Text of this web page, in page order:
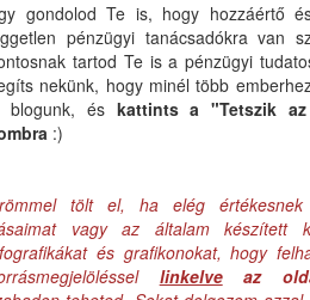
gondolod Te is, hogy hozzáértő
pénzügyi tanácsadókra van
tartod Te is a pénzügyi
nekünk, hogy minél több
blogunk, és kattints a "Tetszik
:)
tölt el, ha elég értékesnek
vagy az általam készített
és grafikonokat, hogy
linkelveaz